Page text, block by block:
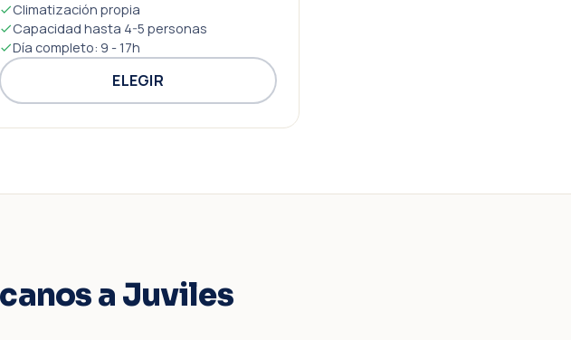
Climatización propia
Capacidad hasta 4-5 personas
Día completo: 9 - 17h
ELEGIR
a Juviles